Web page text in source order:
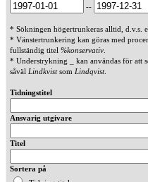
--
* Sökningen högertrunkeras alltid, d.v.s.
* Vänstertrunkering kan göras med
fullständig titel %konservativ
* Understrykning _ kan användas för att
såväl Lindkvistsom Lindqvist.
Tidningstitel
Ansvarig utgivare
Titel
Sortera på